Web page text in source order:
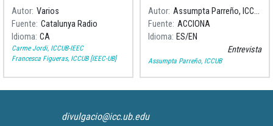
astronomía.
Autor Varios
Fuente Catalunya Radio
Idioma CA
Carme Jordi, ICCUB-IEEC
Francesca Figueras, ICCUB [IEEC-UB]
Barcelona y subdirectora del
Instituto de Ciencias del
Cosmos relata en este vídeo
cuando decidió ser científica,
la curiosida
Autor
Assumpta Parreño, ICCUB
Fuente ACCIONA
Idioma ES EN
Entrevista
Assumpta Parreño, ICCUB
divulgacio@icc.ub.edu